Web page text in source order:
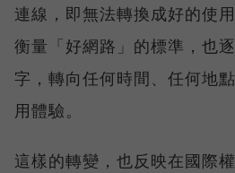
連線，即無法轉換成好的使
衡量「好網路」的標準，也
字，轉向任何時間、任何地
用體驗。
這樣的轉變，也反映在國際